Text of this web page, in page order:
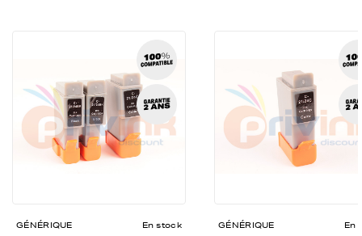
GÉNÉRIQUE En stock GÉNÉRIQUE En